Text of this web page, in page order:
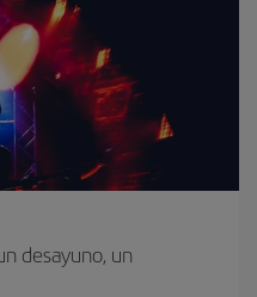
desayuno, un